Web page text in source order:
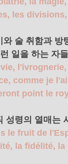
les
와 술 취함과 방
일을 하는 자
comme je
point le
성령의 열매는
le fruit de
la fidélité,